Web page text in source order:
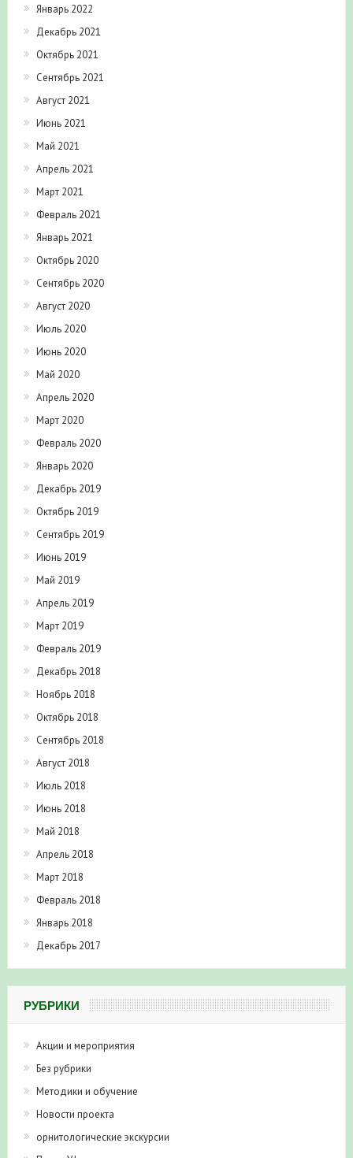
Январь 2022
Декабрь 2021
Октябрь 2021
Сентябрь 2021
Август 2021
Июнь 2021
Май 2021
Апрель 2021
Март 2021
Февраль 2021
Январь 2021
Октябрь 2020
Сентябрь 2020
Август 2020
Июль 2020
Июнь 2020
Май 2020
Апрель 2020
Март 2020
Февраль 2020
Январь 2020
Декабрь 2019
Октябрь 2019
Сентябрь 2019
Июнь 2019
Май 2019
Апрель 2019
Март 2019
Февраль 2019
Декабрь 2018
Ноябрь 2018
Октябрь 2018
Сентябрь 2018
Август 2018
Июль 2018
Июнь 2018
Май 2018
Апрель 2018
Март 2018
Февраль 2018
Январь 2018
Декабрь 2017
РУБРИКИ
Акции и мероприятия
Без рубрики
Методики и обучение
Новости проекта
орнитологические экскурсии